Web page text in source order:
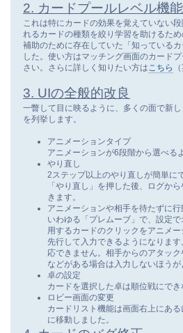
2. カードプールレベル機
これは特にカードの効果を覚えていない
れるカードの種類を絞り学習を助けるた
補助のために存在していた「知っている
した。使い方はマッチング画面のカード
さい。さらに詳しく知りたい方はこちら
3. UIの全般的改良
一瞥して目に映るように、多くの面で新
を列挙します。
アニメーションタイプ
アニメーションが6段階から選べる
やり直し
2ステップ以上のやり直しが簡単に
「やり直し」を押した後、ログか
きます。
アニメーションや相手を待たずに行
いわゆる「プレムーブ」で、設定
用するカードのクリックをアニメ
先行して入力できるようになりま
応できません。相手からのアタッ
などがある場合は入力しないほうが
卓の設定
カードを選択した卓は順位戦にでき
ロビー画面の変更
カードリスト機能は画面右上にあ
に移動しました。